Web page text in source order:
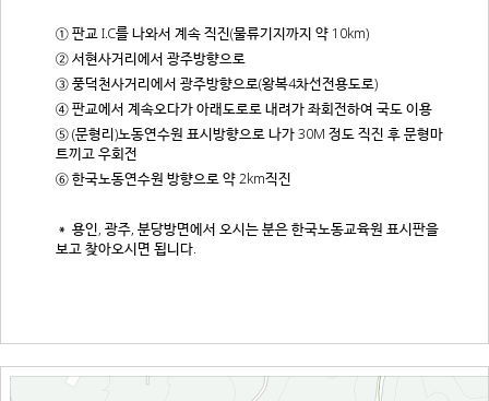
① 판교 I.C를 나와서 계속 직진(물류기지까지 약 10km)
② 서현사거리에서 광주방향으로
③ 풍덕천사거리에서 광주방향으로(왕복4차선전용도로)
④ 판교에서 계속오다가 아래도로로 내려가 좌회전하여 국도 이용
⑤ (문형리)노동연수원 표시방향으로 나가 30M 정도 직진 후 문형마
트끼고 우회전
⑥ 한국노동연수원 방향으로 약 2km직진
＊ 용인, 광주, 분당방면에서 오시는 분은 한국노동교육원 표시판을
보고 찾아오시면 됩니다.